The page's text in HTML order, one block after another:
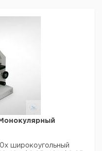
данные могут
широкоугольный